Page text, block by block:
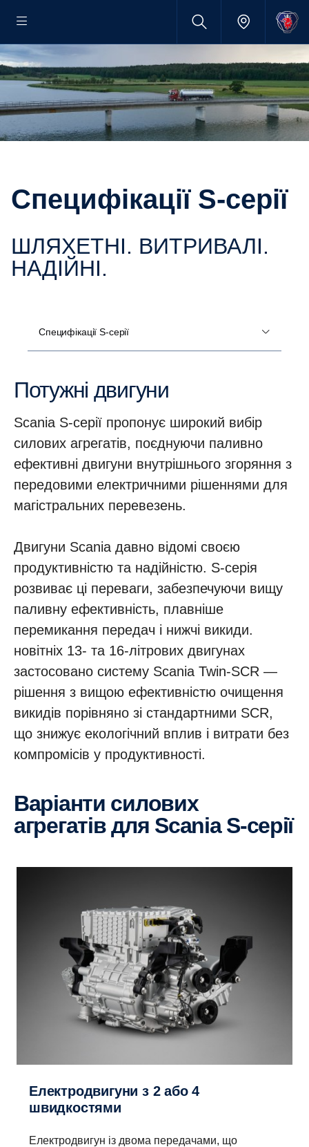
Специфікації S-серії
ШЛЯХЕТНІ. ВИТРИВАЛІ.
НАДІЙНІ.
Специфікації S-серії
Потужні двигуни
Scania S-серії пропонує широкий вибір
силових агрегатів, поєднуючи паливно
ефективні двигуни внутрішнього згоряння з
передовими електричними рішеннями для
магістральних перевезень.
Двигуни Scania давно відомі своєю
продуктивністю та надійністю. S-серія
розвиває ці переваги, забезпечуючи вищу
паливну ефективність, плавніше
перемикання передач і нижчі викиди.
новітніх 13- та 16-літрових двигунах
застосовано систему Scania Twin-SCR —
рішення з вищою ефективністю очищення
викидів порівняно зі стандартними SCR,
що знижує екологічний вплив і витрати без
компромісів у продуктивності.
Варіанти силових
агрегатів для Scania S-серії
Електродвигуни з 2 або 4
швидкостями
Електродвигун із двома передачами, що